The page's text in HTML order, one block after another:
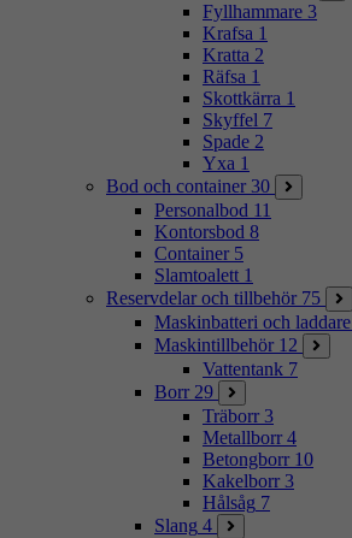
Fyllhammare 3
Krafsa 1
Kratta 2
Räfsa 1
Skottkärra 1
Skyffel 7
Spade 2
Yxa 1
Bod och container 30
Personalbod 11
Kontorsbod 8
Container 5
Slamtoalett 1
Reservdelar och tillbehör 75
Maskinbatteri och laddare
Maskintillbehör 12
Vattentank 7
Borr 29
Träborr 3
Metallborr 4
Betongborr 10
Kakelborr 3
Hålsåg 7
Slang 4